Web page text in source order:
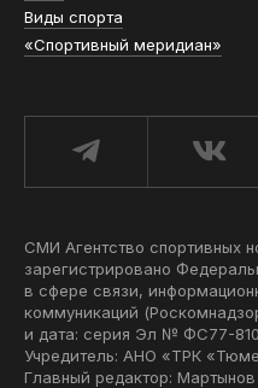
Виды спорта
«Спортивный меридиан»
СМИ Агентство спортивных
зарегистрировано
в сфере связи,
коммуникаций
и дата: серия Эл № ФС77-
Учредитель: АНО «ТРК
Главный редактор: Мартынов